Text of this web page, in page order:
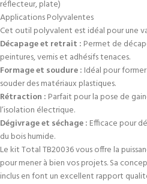
réflecteur, plate)
Applications Polyvalentes
Cet outil polyvalent est idéal pour une
Décapage et retrait : Permet de
peintures, vernis et adhésifs tenaces.
Formage et soudure : Idéal pour
souder des matériaux plastiques.
Rétraction : Parfait pour la pose de
l’isolation électrique.
Dégivrage et séchage : Efficace pour
du bois humide.
Le kit Total TB20036 vous offre la
pour mener à bien vos projets. Sa
inclus en font un excellent rapport